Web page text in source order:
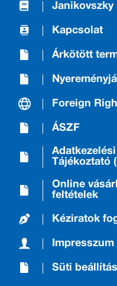
Janikovszky
Kapcsolat
Árkötött
Foreign
ÁSZF
Tájékoztató
Online
feltételek
Kéziratok
Impresszum
Süti